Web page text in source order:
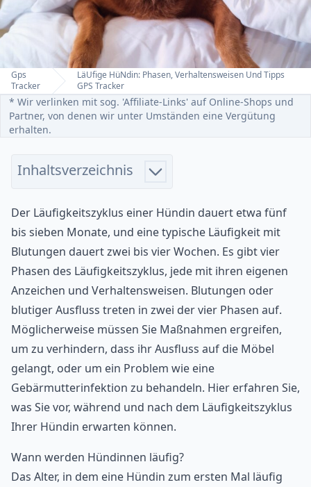
Home
Gps
Tracker
LäUfige HüNdin: Phasen, Verhaltensweisen Und Tipps
GPS Tracker
* Wir verlinken mit sog. 'Affiliate-Links' auf Online-Shops und
Partner, von denen wir unter Umständen eine Vergütung
erhalten.
Der Läufigkeitszyklus einer Hündin dauert etwa fünf
bis sieben Monate, und eine typische Läufigkeit mit
Blutungen dauert zwei bis vier Wochen. Es gibt vier
Phasen des Läufigkeitszyklus, jede mit ihren eigenen
Anzeichen und Verhaltensweisen. Blutungen oder
blutiger Ausfluss treten in zwei der vier Phasen auf.
Möglicherweise müssen Sie Maßnahmen ergreifen,
um zu verhindern, dass ihr Ausfluss auf die Möbel
gelangt, oder um ein Problem wie eine
Gebärmutterinfektion zu behandeln. Hier erfahren Sie,
was Sie vor, während und nach dem Läufigkeitszyklus
Ihrer Hündin erwarten können.
Wann werden Hündinnen läufig?
Das Alter, in dem eine Hündin zum ersten Mal läufig
Inhaltsverzeichnis